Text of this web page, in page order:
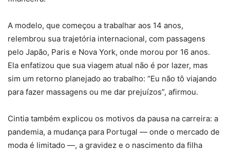
A modelo, que começou a trabalhar aos 14 anos,
relembrou sua trajetória internacional, com passagens
pelo Japão, Paris e Nova York, onde morou por 16 anos.
Ela enfatizou que sua viagem atual não é por lazer, mas
sim um retorno planejado ao trabalho: “Eu não tô viajando
para fazer massagens ou me dar prejuízos”, afirmou.
Cintia também explicou os motivos da pausa na carreira: a
pandemia, a mudança para Portugal — onde o mercado de
moda é limitado —, a gravidez e o nascimento da filha